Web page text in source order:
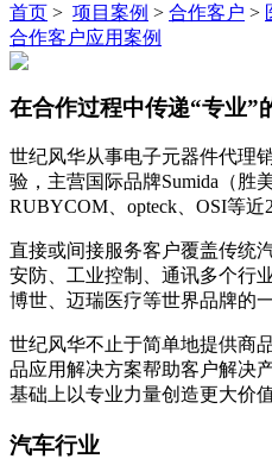
首页 > 项目案例 > 合作客户 >
合作客户应用案例
在合作过程中传递“专业”
世纪风华从事电子元器件代理
验，主营国际品牌Sumida（胜
RUBYCOM、opteck、OSI等近
直接或间接服务客户覆盖传统
安防、工业控制、通讯多个行
博世、迈瑞医疗等世界品牌的
世纪风华不止于简单地提供商
品应用解决方案帮助客户解决
基础上以专业力量创造更大价
汽车行业